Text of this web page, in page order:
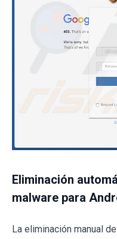
Eliminación
malware para
La eliminación manual